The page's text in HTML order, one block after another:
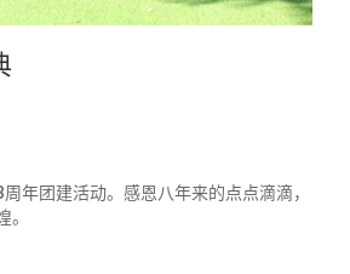
年团建活动。感恩八年来的点点滴滴，